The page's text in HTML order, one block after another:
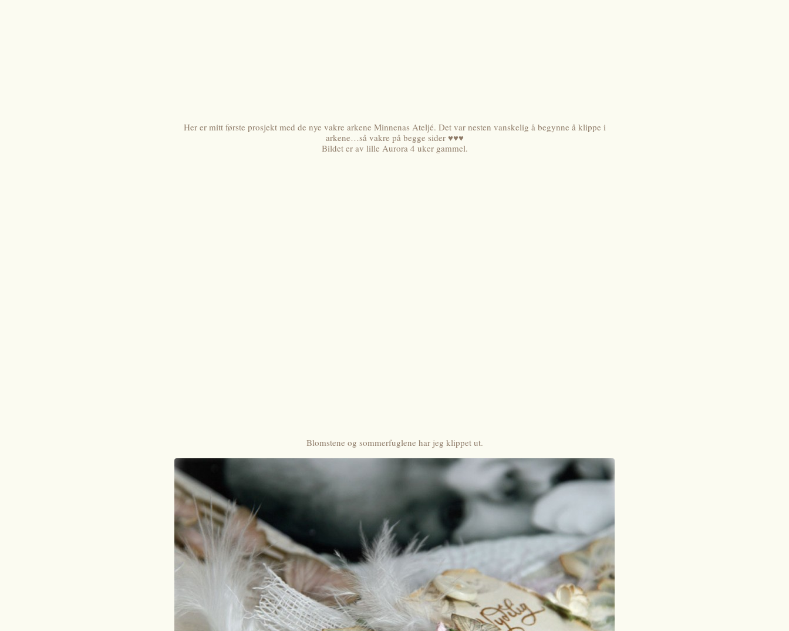
Her er mitt første prosjekt med de nye vakre arkene Minnenas Ateljé. Det var nesten vanskelig å begynne å klippe i
arkene…så vakre på begge sider ♥♥♥
Bildet er av lille Aurora 4 uker gammel.
Blomstene og sommerfuglene har jeg klippet ut.